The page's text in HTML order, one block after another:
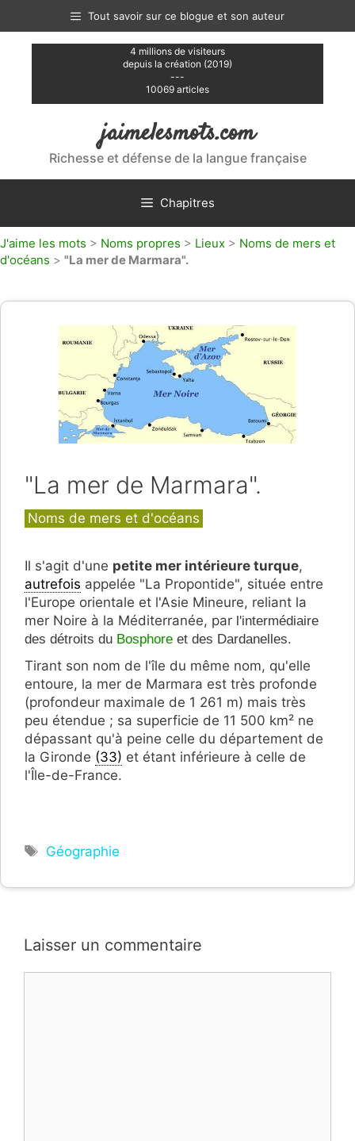
contenu
Tout savoir sur ce blogue et son auteur
4 millions de visiteurs
depuis la création (2019)
---
10069 articles
jaimelesmots.com
Richesse et défense de la langue française
Chapitres
J'aime les mots > Noms propres > Lieux > Noms de mers et
d'océans > "La mer de Marmara".
"La mer de Marmara".
Catégories
Noms de mers et d'océans
Il s'agit d'une petite mer intérieure turque,
autrefois appelée "La Propontide", située entre
l'Europe orientale et l'Asie Mineure, reliant la
mer Noire à la Méditerranée, par l'intermédiaire
des détroits du Bosphore et des Dardanelles.
Tirant son nom de l'île du même nom, qu'elle
entoure, la mer de Marmara est très profonde
(profondeur maximale de 1 261 m) mais très
peu étendue ; sa superficie de 11 500 km² ne
dépassant qu'à peine celle du département de
la Gironde (33) et étant inférieure à celle de
l'Île-de-France.
Étiquettes
Géographie
Laisser un commentaire